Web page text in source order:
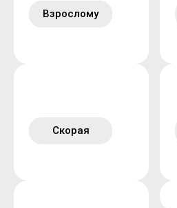
Взрослому
Скорая